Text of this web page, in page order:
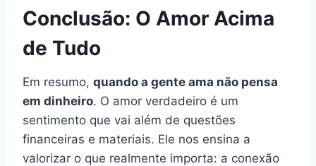
Conclusão: O Amor Acima
de Tudo
Em resumo, quando a gente ama não pensa
em dinheiro. O amor verdadeiro é um
sentimento que vai além de questões
financeiras e materiais. Ele nos ensina a
valorizar o que realmente importa: a conexão